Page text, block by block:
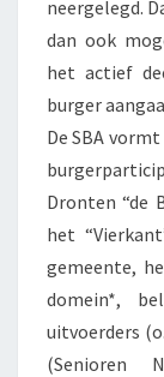
neergelegd.
dan ook
het actief
burger
De SBA
Dronten “de
het
gemeente,
domein*,
uitvoerders
(Senioren